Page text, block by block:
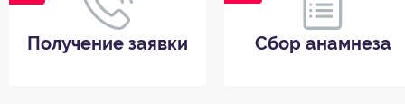
Получение заявки Сбор анамнеза